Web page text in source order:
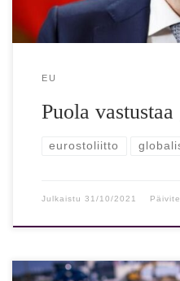
EU
Puola
eurostoliitto
Julkaistu 31/10/2021